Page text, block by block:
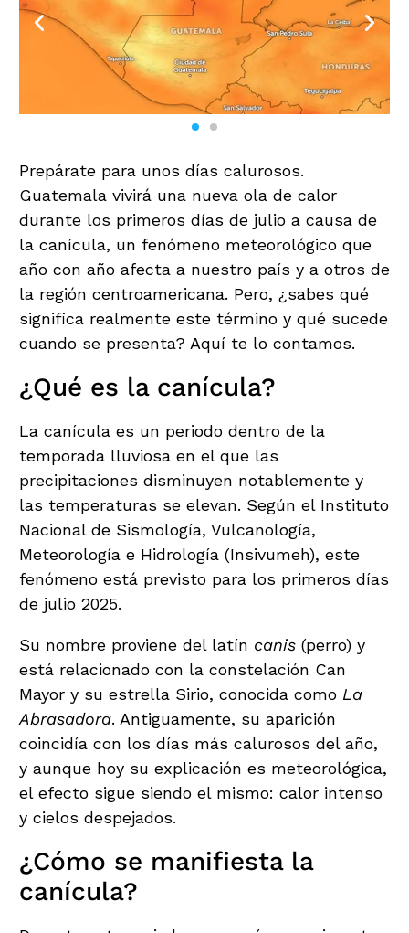
Prepárate para unos días calurosos.
Guatemala vivirá una nueva ola de calor
durante los primeros días de julio a causa de
la canícula, un fenómeno meteorológico que
año con año afecta a nuestro país y a otros de
la región centroamericana. Pero, ¿sabes qué
significa realmente este término y qué sucede
cuando se presenta? Aquí te lo contamos.
¿Qué es la canícula?
La canícula es un periodo dentro de la
temporada lluviosa en el que las
precipitaciones disminuyen notablemente y
las temperaturas se elevan. Según el Instituto
Nacional de Sismología, Vulcanología,
Meteorología e Hidrología (Insivumeh), este
fenómeno está previsto para los primeros días
de julio 2025.
Su nombre proviene del latín canis (perro) y
está relacionado con la constelación Can
Mayor y su estrella Sirio, conocida como La
Abrasadora. Antiguamente, su aparición
coincidía con los días más calurosos del año,
y aunque hoy su explicación es meteorológica,
el efecto sigue siendo el mismo: calor intenso
y cielos despejados.
¿Cómo se manifiesta la
canícula?